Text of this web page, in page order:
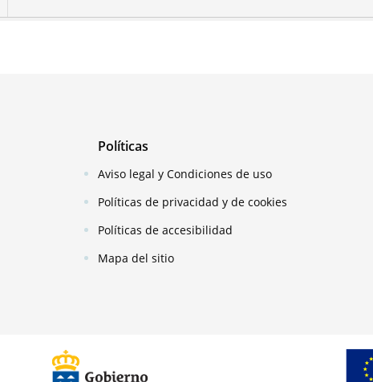
Políticas
Aviso legal y Condiciones de uso
Políticas de privacidad y de cookies
Políticas de accesibilidad
Mapa del sitio